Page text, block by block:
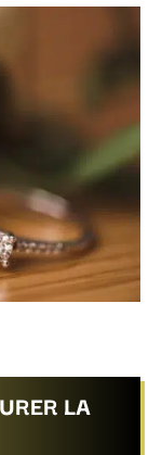
LA